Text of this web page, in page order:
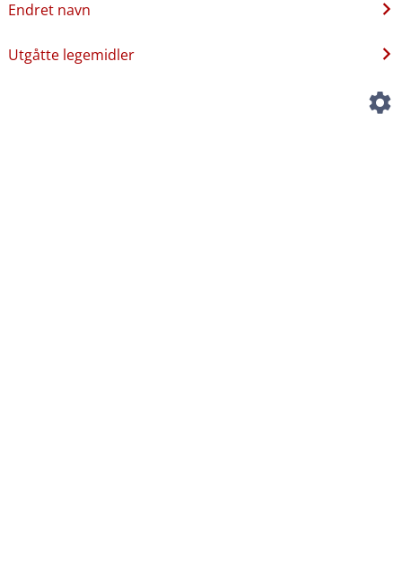
Endret navn
Utgåtte legemidler